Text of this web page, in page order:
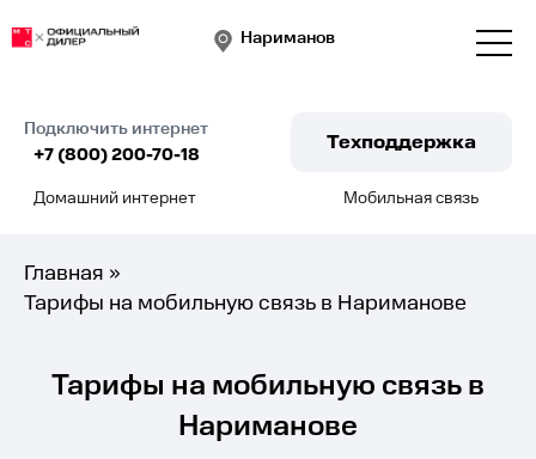
Нариманов
Подключить интернет
+7 (800) 200-70-18
Техподдержка
Домашний интернет Мобильная связь
Главная »
Тарифы на мобильную связь в Нариманове
Тарифы на мобильную связь в
Нариманове